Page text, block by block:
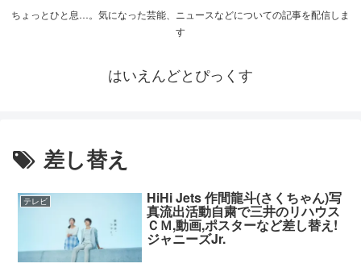
ちょっとひと息…。気になった芸能、ニュースなどについての記事を配信しま
す
はいえんどとぴっくす
差し替え
テレビ HiHi Jets 作間龍斗(さくちゃん)写
真流出活動自粛で三井のリハウス
ＣＭ,動画,ポスターなど差し替え!
ジャニーズJr.